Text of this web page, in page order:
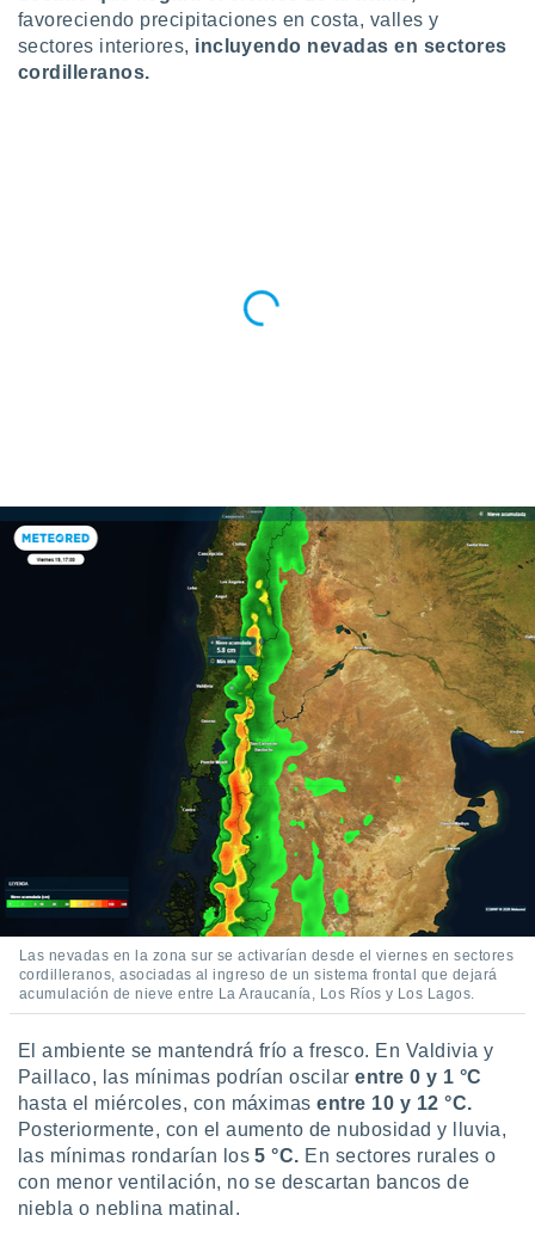
favoreciendo precipitaciones en costa, valles y
sectores interiores, incluyendo nevadas en sectores
cordilleranos.
Las nevadas en la zona sur se activarían desde el viernes en sectores
cordilleranos, asociadas al ingreso de un sistema frontal que dejará
acumulación de nieve entre La Araucanía, Los Ríos y Los Lagos.
El ambiente se mantendrá frío a fresco. En Valdivia y
Paillaco, las mínimas podrían oscilarentre 0 y 1 °C
hasta el miércoles, con máximasentre 10 y 12 °C.
Posteriormente, con el aumento de nubosidad y lluvia,
las mínimas rondarían los5 °C. En sectores rurales o
con menor ventilación, no se descartan bancos de
niebla o neblina matinal.